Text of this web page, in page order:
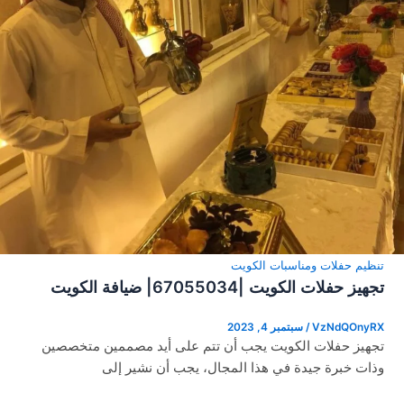
تنظيم حفلات ومناسبات الكويت
تجهيز حفلات الكويت |67055034| ضيافة الكويت
VzNdQOnyRX
/ سبتمبر 4, 2023
تجهيز حفلات الكويت يجب أن تتم على أيد مصممين متخصصين
وذات خبرة جيدة في هذا المجال، يجب أن نشير إلى